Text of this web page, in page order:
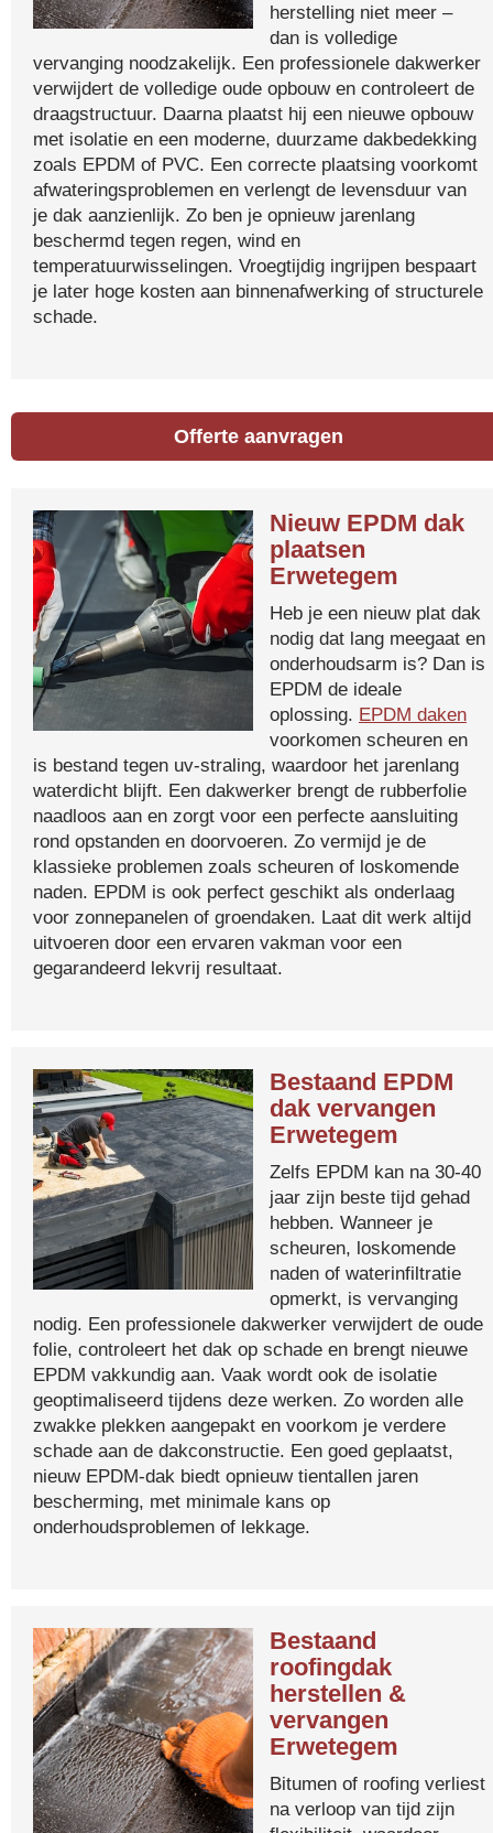
herstelling niet meer –
dan is volledige
vervanging noodzakelijk. Een professionele dakwerker
verwijdert de volledige oude opbouw en controleert de
draagstructuur. Daarna plaatst hij een nieuwe opbouw
met isolatie en een moderne, duurzame dakbedekking
zoals EPDM of PVC. Een correcte plaatsing voorkomt
afwateringsproblemen en verlengt de levensduur van
je dak aanzienlijk. Zo ben je opnieuw jarenlang
beschermd tegen regen, wind en
temperatuurwisselingen. Vroegtijdig ingrijpen bespaart
je later hoge kosten aan binnenafwerking of structurele
schade.
Offerte aanvragen
Nieuw EPDM dak
plaatsen
Erwetegem
Heb je een nieuw plat dak
nodig dat lang meegaat en
onderhoudsarm is? Dan is
EPDM de ideale
oplossing. EPDM daken
voorkomen scheuren en
is bestand tegen uv-straling, waardoor het jarenlang
waterdicht blijft. Een dakwerker brengt de rubberfolie
naadloos aan en zorgt voor een perfecte aansluiting
rond opstanden en doorvoeren. Zo vermijd je de
klassieke problemen zoals scheuren of loskomende
naden. EPDM is ook perfect geschikt als onderlaag
voor zonnepanelen of groendaken. Laat dit werk altijd
uitvoeren door een ervaren vakman voor een
gegarandeerd lekvrij resultaat.
Bestaand EPDM
dak vervangen
Erwetegem
Zelfs EPDM kan na 30-40
jaar zijn beste tijd gehad
hebben. Wanneer je
scheuren, loskomende
naden of waterinfiltratie
opmerkt, is vervanging
nodig. Een professionele dakwerker verwijdert de oude
folie, controleert het dak op schade en brengt nieuwe
EPDM vakkundig aan. Vaak wordt ook de isolatie
geoptimaliseerd tijdens deze werken. Zo worden alle
zwakke plekken aangepakt en voorkom je verdere
schade aan de dakconstructie. Een goed geplaatst,
nieuw EPDM-dak biedt opnieuw tientallen jaren
bescherming, met minimale kans op
onderhoudsproblemen of lekkage.
Bestaand
roofingdak
herstellen &
vervangen
Erwetegem
Bitumen of roofing verliest
na verloop van tijd zijn